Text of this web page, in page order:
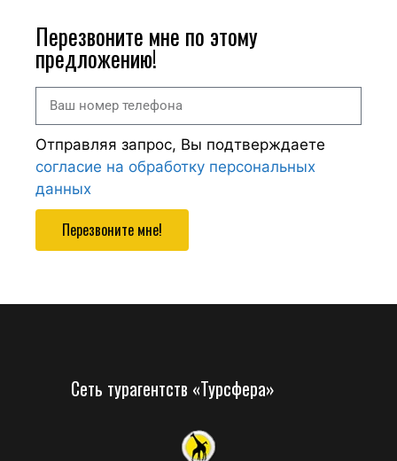
Перезвоните мне по этому
предложению!
Отправляя запрос, Вы подтверждаете
согласие на обработку персональных
данных
Перезвоните мне!
Сеть турагентств «Турсфера»